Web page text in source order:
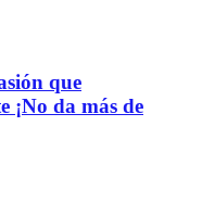
que
¡No da más de